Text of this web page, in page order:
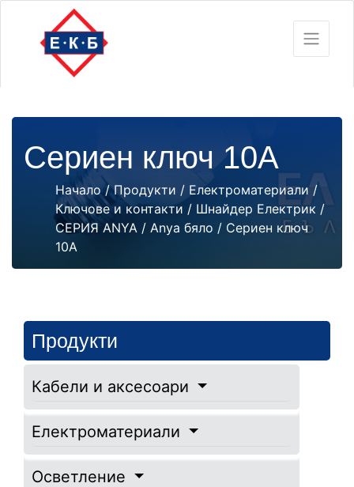
Сериен ключ 10А
Начало/Продукти / Електроматериали/
Ключове и контакти / Шнайдер Електрик /
СЕРИЯ ANYA / Anya бяло / Сериен ключ
10А
Продукти
Кабели и аксесоари
Електроматериали
Осветление